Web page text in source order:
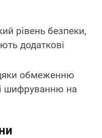
рівень безпеки,
додаткові
обмеженню
шифруванню на